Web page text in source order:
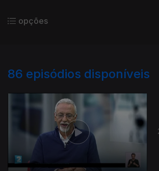
opções
86 episódios disponíveis